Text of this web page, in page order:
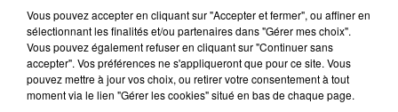
Vous pouvez accepter en cliquant sur "Accepter et fermer", ou affiner en
sélectionnant les finalités et/ou partenaires dans "Gérer mes choix".
Vous pouvez également refuser en cliquant sur "Continuer sans
accepter". Vos préférences ne s'appliqueront que pour ce site. Vous
pouvez mettre à jour vos choix, ou retirer votre consentement à tout
moment via le lien "Gérer les cookies" situé en bas de chaque page.